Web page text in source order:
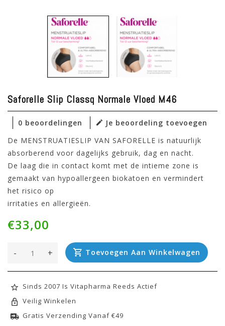
Saforelle Slip Classq Normale Vloed M46
0 beoordelingen
Je beoordeling toevoegen
De MENSTRUATIESLIP VAN SAFORELLE is natuurlijk
absorberend voor dagelijks gebruik, dag en nacht.
De laag die in contact komt met de intieme zone is
gemaakt van hypoallergeen biokatoen en vermindert
het risico op
irritaties en allergieën.
€33,00
+
- Toevoegen Aan Winkelwagen
Sinds 2007 Is Vitapharma Reeds Actief
Veilig Winkelen
Gratis Verzending Vanaf €49